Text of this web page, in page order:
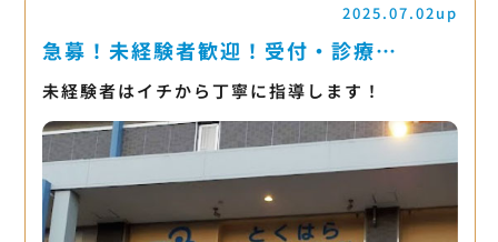
2025.07.02up
急募！未経験者歓迎！受付・診療…
未経験者はイチから丁寧に指導します！